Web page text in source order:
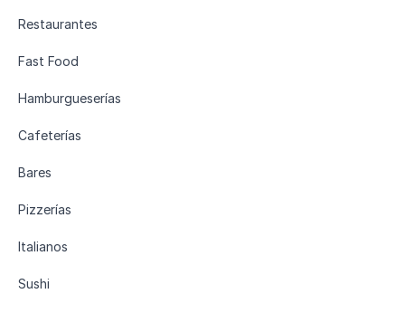
Restaurantes
Fast Food
Hamburgueserías
Cafeterías
Bares
Pizzerías
Italianos
Sushi